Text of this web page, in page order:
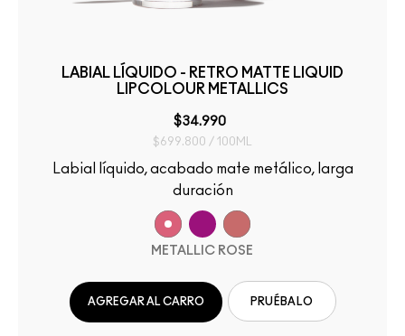
LABIAL LÍQUIDO - RETRO MATTE LIQUID
LIPCOLOUR METALLICS
$34.990
$699.800 / 100ML
Labial líquido, acabado mate metálico, larga
duración
METALLIC ROSE
AGREGAR AL CARRO PRUÉBALO